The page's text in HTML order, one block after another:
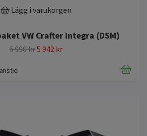
Lägg i varukorgen
VW Crafter Integra (DSM)
6 990 kr5 942 kr